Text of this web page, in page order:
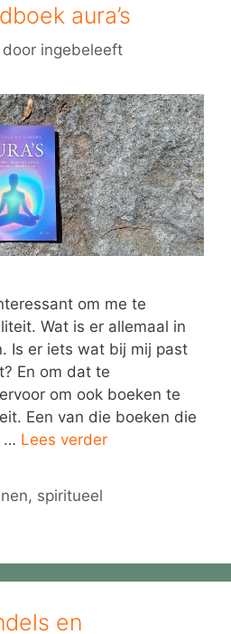
aura’s
door ingebeleeft
om me te
Wat is er allemaal in
Is er iets wat bij mij past
En om dat te
om ook boeken te
Een van die boeken die
… Lees verder
, spiritueel
en